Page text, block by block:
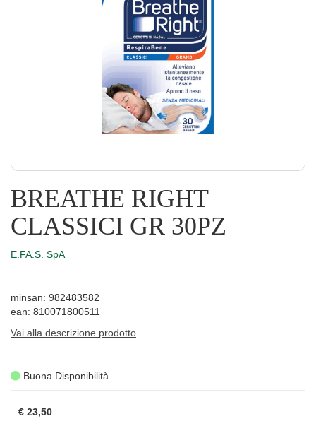
BREATHE RIGHT
CLASSICI GR 30PZ
E.FA.S. SpA
minsan: 982483582
ean: 810071800511
Vai alla descrizione prodotto
Buona Disponibilità
€ 23,50